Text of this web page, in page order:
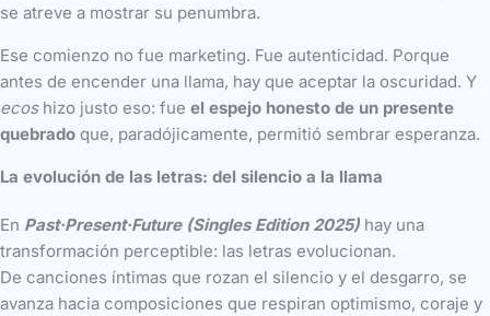
se atreve a mostrar su penumbra.
Ese comienzo no fue marketing. Fue autenticidad. Porque
antes de encender una llama, hay que aceptar la oscuridad. Y
ecoshizo justo eso: fue el espejo honesto de un presente
quebrado que, paradójicamente, permitió sembrar esperanza.
La evolución de las letras: del silencio a la llama
En Past·Present·Future (Singles Edition 2025) hay una
transformación perceptible: las letras evolucionan.
De canciones íntimas que rozan el silencio y el desgarro, se
avanza hacia composiciones que respiran optimismo, coraje y